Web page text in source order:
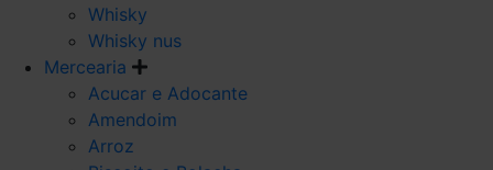
Whisky
Whisky nus
Mercearia
Acucar e Adocante
Amendoim
Arroz